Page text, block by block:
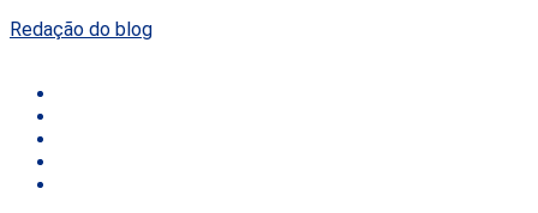
Redação do blog